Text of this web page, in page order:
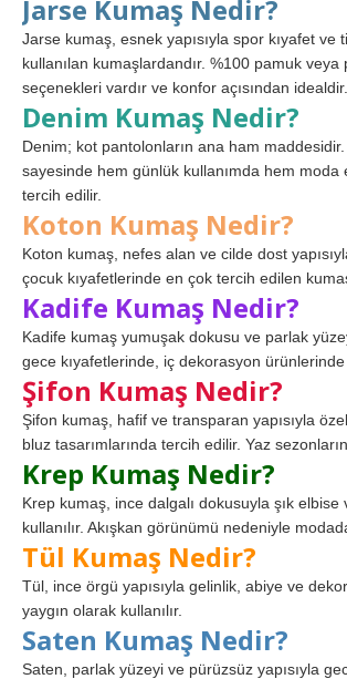
Jarse Kumaş Nedir?
Jarse kumaş, esnek yapısıyla spor kıyafet ve
kullanılan kumaşlardandır. %100 pamuk veya
seçenekleri vardır ve konfor açısından idealdir.
Denim Kumaş Nedir?
Denim; kot pantolonların ana ham maddesidir.
sayesinde hem günlük kullanımda hem moda
tercih edilir.
Koton Kumaş Nedir?
Koton kumaş, nefes alan ve cilde dost
çocuk kıyafetlerinde en çok tercih edilen
Kadife Kumaş Nedir?
Kadife kumaş yumuşak dokusu ve parlak
gece kıyafetlerinde, iç dekorasyon ürünlerinde
Şifon Kumaş Nedir?
Şifon kumaş, hafif ve transparan yapısıyla
bluz tasarımlarında tercih edilir. Yaz
Krep Kumaş Nedir?
Krep kumaş, ince dalgalı dokusuyla şık elbise
kullanılır. Akışkan görünümü nedeniyle
Tül Kumaş Nedir?
Tül, ince örgü yapısıyla gelinlik, abiye ve
yaygın olarak kullanılır.
Saten Kumaş Nedir?
Saten, parlak yüzeyi ve pürüzsüz yapısıyla